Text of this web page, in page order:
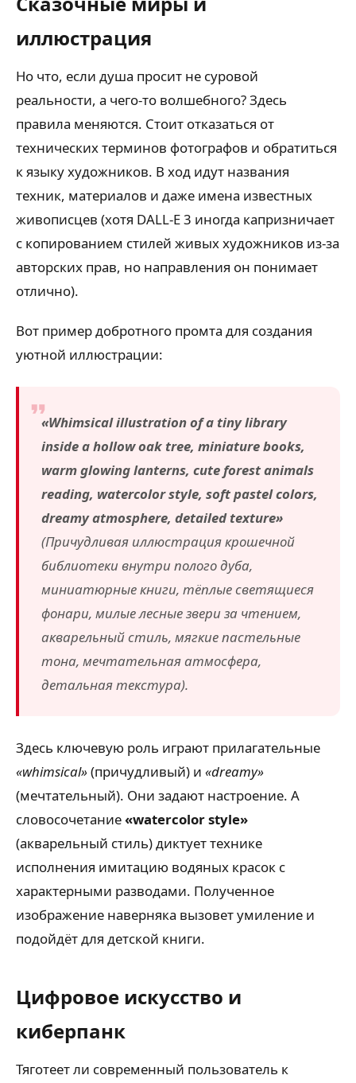
иллюстрация
Но что, если душа просит не суровой
реальности, а чего-то волшебного? Здесь
правила меняются. Стоит отказаться от
технических терминов фотографов и обратиться
к языку художников. В ход идут названия
техник, материалов и даже имена известных
живописцев (хотя DALL-E 3 иногда капризничает
с копированием стилей живых художников из-за
авторских прав, но направления он понимает
отлично).
Вот пример добротного промта для создания
уютной иллюстрации:
«Whimsical illustration of a tiny library
inside a hollow oak tree, miniature books,
warm glowing lanterns, cute forest animals
reading, watercolor style, soft pastel colors,
dreamy atmosphere, detailed texture»
(Причудливая иллюстрация крошечной
библиотеки внутри полого дуба,
миниатюрные книги, тёплые светящиеся
фонари, милые лесные звери за чтением,
акварельный стиль, мягкие пастельные
тона, мечтательная атмосфера,
детальная текстура).
Здесь ключевую роль играют прилагательные
«whimsical»(причудливый) и «dreamy»
(мечтательный). Они задают настроение. А
словосочетание«watercolor style»
(акварельный стиль) диктует технике
исполнения имитацию водяных красок с
характерными разводами. Полученное
изображение наверняка вызовет умиление и
подойдёт для детской книги.
Цифровое искусство и
киберпанк
Тяготеет ли современный пользователь к